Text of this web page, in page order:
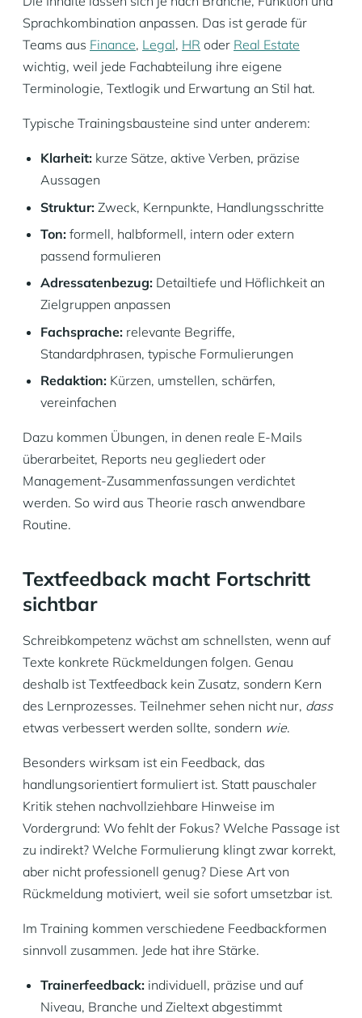
Sprachkombination anpassen. Das ist gerade für
Teams aus Finance, Legal, HR oder Real Estate
wichtig, weil jede Fachabteilung ihre eigene
Terminologie, Textlogik und Erwartung an Stil hat.
Typische Trainingsbausteine sind unter anderem:
Klarheit: kurze Sätze, aktive Verben, präzise
Aussagen
Struktur: Zweck, Kernpunkte, Handlungsschritte
Ton: formell, halbformell, intern oder extern
passend formulieren
Adressatenbezug: Detailtiefe und Höflichkeit an
Zielgruppen anpassen
Fachsprache: relevante Begriffe,
Standardphrasen, typische Formulierungen
Redaktion: Kürzen, umstellen, schärfen,
vereinfachen
Dazu kommen Übungen, in denen reale E-Mails
überarbeitet, Reports neu gegliedert oder
Management-Zusammenfassungen verdichtet
werden. So wird aus Theorie rasch anwendbare
Routine.
Textfeedback macht Fortschritt
sichtbar
Schreibkompetenz wächst am schnellsten, wenn auf
Texte konkrete Rückmeldungen folgen. Genau
deshalb ist Textfeedback kein Zusatz, sondern Kern
des Lernprozesses. Teilnehmer sehen nicht nur, dass
etwas verbessert werden sollte, sondern wie.
Besonders wirksam ist ein Feedback, das
handlungsorientiert formuliert ist. Statt pauschaler
Kritik stehen nachvollziehbare Hinweise im
Vordergrund: Wo fehlt der Fokus? Welche Passage ist
zu indirekt? Welche Formulierung klingt zwar korrekt,
aber nicht professionell genug? Diese Art von
Rückmeldung motiviert, weil sie sofort umsetzbar ist.
Im Training kommen verschiedene Feedbackformen
sinnvoll zusammen. Jede hat ihre Stärke.
Trainerfeedback: individuell, präzise und auf
Niveau, Branche und Zieltext abgestimmt